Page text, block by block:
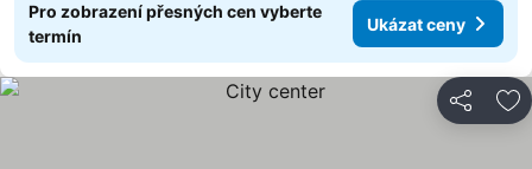
Pro zobrazení přesných cen vyberte
termín
Ukázat ceny
Sdílet